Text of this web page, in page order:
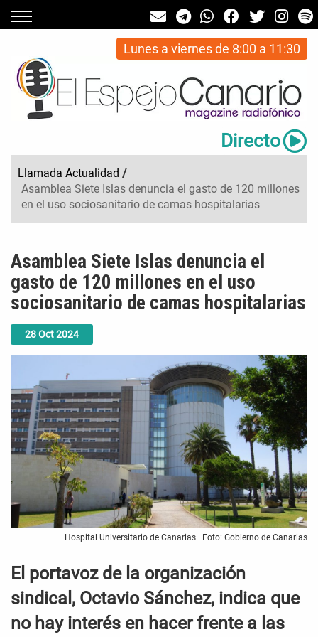
Lunes a viernes de 8:00 a 11:30
Directo
Llamada Actualidad /
Asamblea Siete Islas denuncia el gasto de 120 millones
en el uso sociosanitario de camas hospitalarias
28Oct2024
Asamblea Siete Islas denuncia el
gasto de 120 millones en el uso
sociosanitario de camas hospitalarias
Hospital Universitario de Canarias | Foto: Gobierno de Canarias
El portavoz de la organización
sindical, Octavio Sánchez, indica que
no hay interés en hacer frente a las